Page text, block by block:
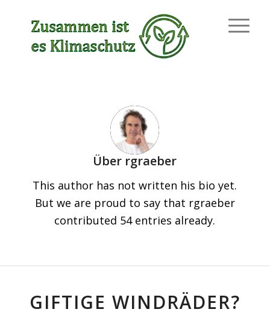
Über rgraeber
This author has not written his bio yet.
But we are proud to say that rgraeber
contributed 54 entries already.
GIFTIGE WINDRÄDER?